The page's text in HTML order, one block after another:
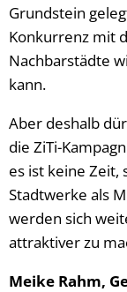
Grundstein
Konkurrenz mit
Nachbarstädte
kann.
Aber deshalb
die ZiTi-
es ist keine Zeit,
Stadtwerke als
werden sich
attraktiver zu
Meike Rahm,